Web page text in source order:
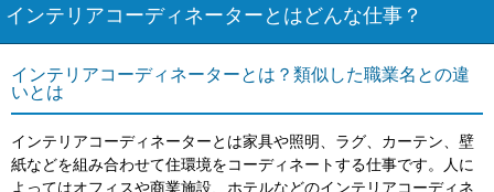
インテリアコーディネーターとはどんな仕事？
インテリアコーディネーターとは？類似した職業名との違
いとは
インテリアコーディネーターとは家具や照明、ラグ、カーテン、壁
紙などを組み合わせて住環境をコーディネートする仕事です。人に
よってはオフィスや商業施設、ホテルなどのインテリアコーディネ